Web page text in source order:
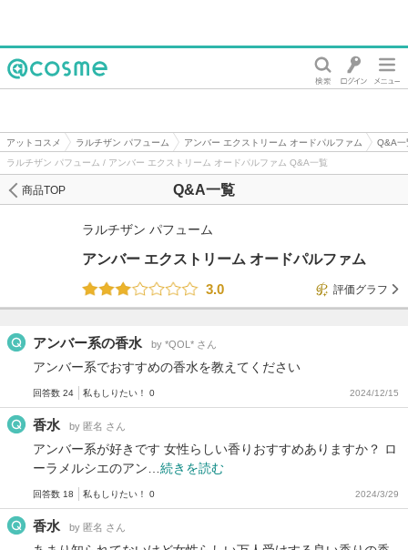
アットコスメ ラルチザン パフューム アンバー エクストリーム オードパルファム
Q&A一
ラルチザン パフューム / アンバー エクストリーム オードパルファム Q&A一覧
Q&A一覧
商品TOP
ラルチザン パフューム
アンバー エクストリーム オードパルファム
3.0
評価グラフ
アンバー系の香水 by *QOL* さん
アンバー系でおすすめの香水を教えてください
回答数 24 私もしりたい！ 0 2024/12/15
香水 by 匿名 さん
アンバー系が好きです 女性らしい香りおすすめありますか？ ロ
ーラメルシエのアン… 続きを読む
回答数 18 私もしりたい！ 0 2024/3/29
香水 by 匿名 さん